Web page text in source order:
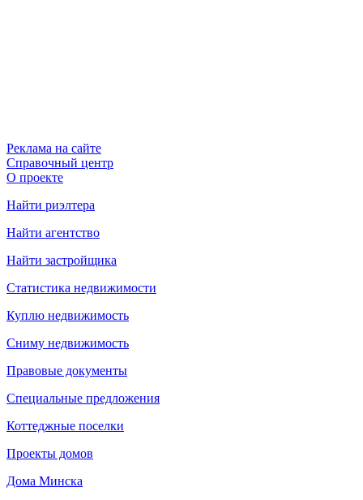
Реклама на сайте
Справочный центр
О проекте
Найти риэлтера
Найти агентство
Найти застройщика
Статистика недвижимости
Куплю недвижимость
Сниму недвижимость
Правовые документы
Специальные предложения
Коттеджные поселки
Проекты домов
Дома Минска